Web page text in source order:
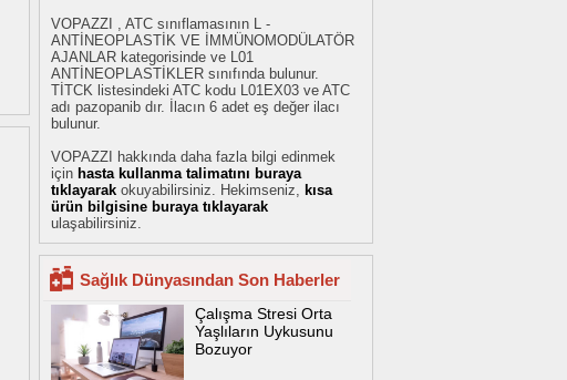
VOPAZZI , ATC sınıflamasının L -
ANTİNEOPLASTİK VE İMMÜNOMODÜLATÖR
AJANLAR kategorisinde ve L01
ANTİNEOPLASTİKLER sınıfında bulunur.
TİTCK listesindeki ATC kodu L01EX03 ve ATC
adı pazopanib dır. İlacın 6 adet eş değer ilacı
bulunur.
VOPAZZI hakkında daha fazla bilgi edinmek
için hasta kullanma talimatını buraya
tıklayarak okuyabilirsiniz. Hekimseniz,
kısa
ürün bilgisine buraya tıklayarak
ulaşabilirsiniz.
Sağlık Dünyasından Son Haberler
Çalışma Stresi Orta
Yaşlıların Uykusunu
Bozuyor